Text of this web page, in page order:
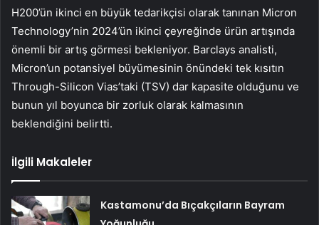
H200’ün ikinci en büyük tedarikçisi olarak tanınan Micron
Technology’nin 2024’ün ikinci çeyreğinde ürün artışında
önemli bir artış görmesi bekleniyor. Barclays analisti,
Micron’un potansiyel büyümesinin önündeki tek kısıtın
Through-Silicon Vias’taki (TSV) dar kapasite olduğunu ve
bunun yıl boyunca bir zorluk olarak kalmasının
beklendiğini belirtti.
İlgili Makaleler
Kastamonu’da Bıçakçıların Bayram